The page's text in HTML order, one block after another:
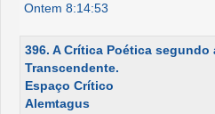
Ontem 8:14:53
396. A Crítica Poética
Transcendente.
Espaço Crítico
Alemtagus